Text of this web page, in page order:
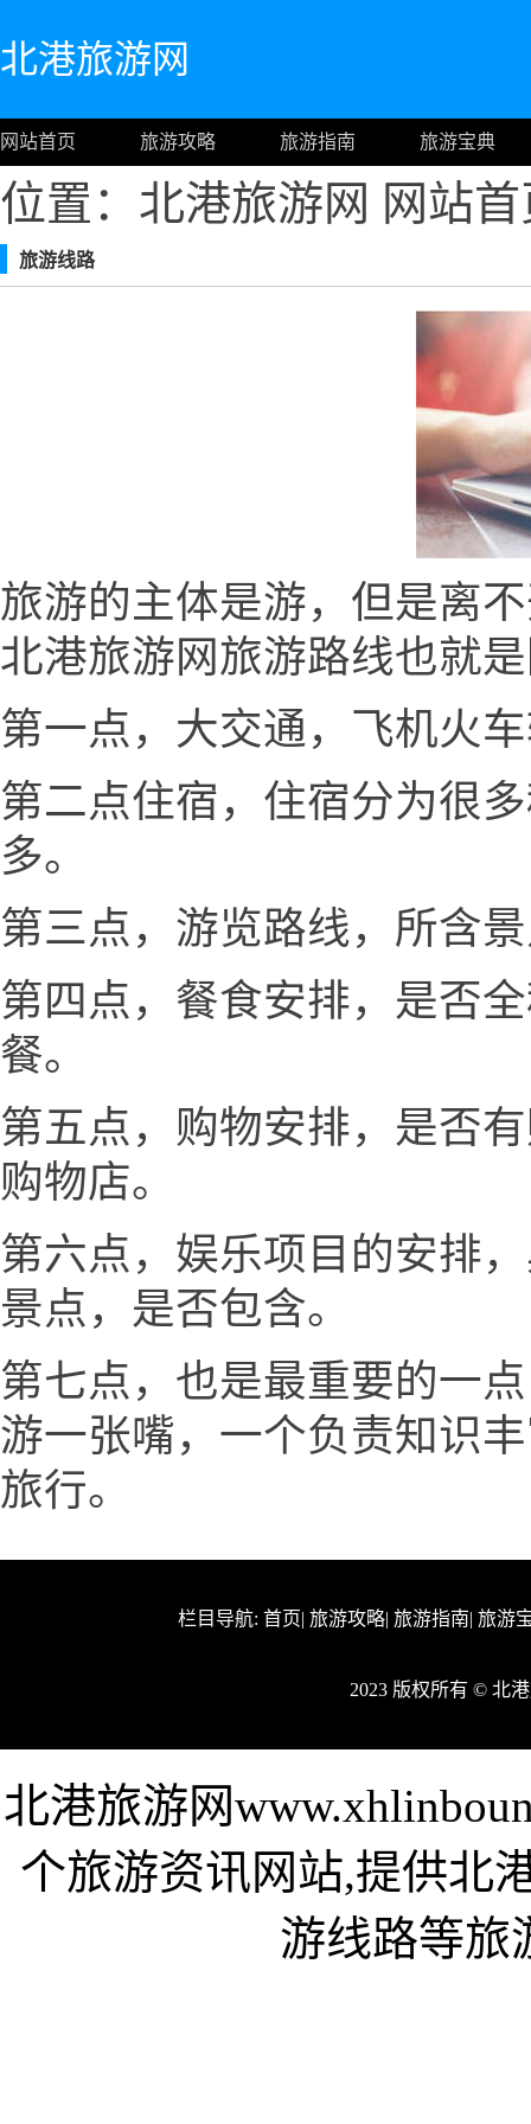
北港旅游网
网站首页 旅游攻略 旅游指南 旅游宝典
位置：北港旅游网 网站
旅游线路
旅游的主体是游，但是离
北港旅游网旅游路线也就
第一点，大交通，飞机火
第二点住宿，住宿分为很
多。
第三点，游览路线，所含
第四点，餐食安排，是否
餐。
第五点，购物安排，是否
购物店。
第六点，娱乐项目的安排
景点，是否包含。
第七点，也是最重要的一
游一张嘴，一个负责知识
旅行。
栏目导航: 首页| 旅游攻略| 旅游指南| 旅游
2023 版权所有 © 北
北港旅游网
个旅游资讯网站,提供北
游线路等旅